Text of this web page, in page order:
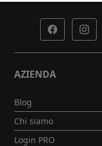
AZIENDA
Blog
Chi siamo
Login PRO